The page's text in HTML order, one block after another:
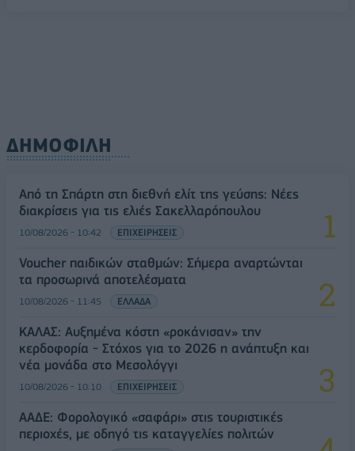
ΔΗΜΟΦΙΛΗ
Από τη Σπάρτη στη διεθνή ελίτ της γεύσης: Νέες
διακρίσεις για τις ελιές Σακελλαρόπουλου
10/08/2026 - 10:42 ΕΠΙΧΕΙΡΗΣΕΙΣ
Voucher παιδικών σταθμών: Σήμερα αναρτώνται
τα προσωρινά αποτελέσματα
10/08/2026 - 11:45 ΕΛΛΑΔΑ
ΚΑΛΑΣ: Αυξημένα κόστη «ροκάνισαν» την
κερδοφορία - Στόχος για το 2026 η ανάπτυξη και
νέα μονάδα στο Μεσολόγγι
10/08/2026 - 10:10 ΕΠΙΧΕΙΡΗΣΕΙΣ
ΑΑΔΕ: Φορολογικό «σαφάρι» στις τουριστικές
περιοχές, με οδηγό τις καταγγελίες πολιτών